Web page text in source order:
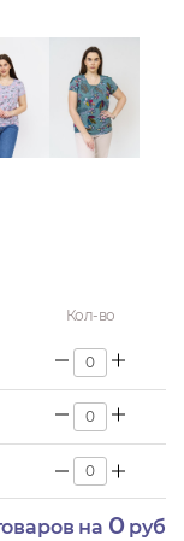
Кол-во
на 0руб